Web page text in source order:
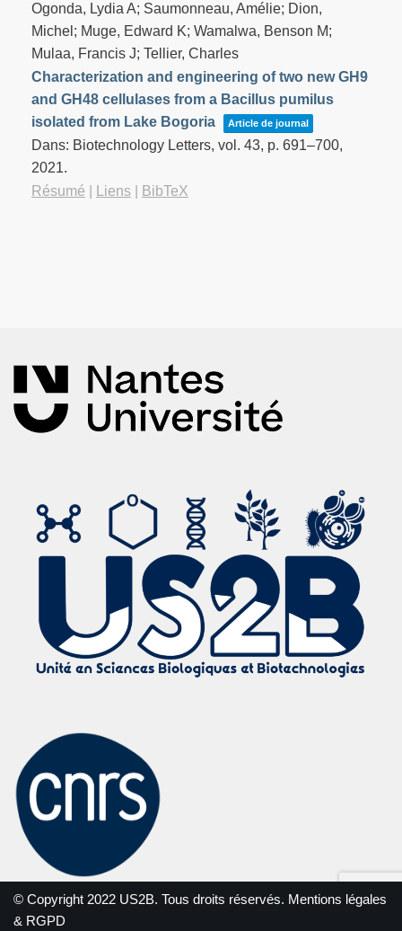
Ogonda, Lydia A; Saumonneau, Amélie; Dion,
Michel; Muge, Edward K; Wamalwa, Benson M;
Mulaa, Francis J; Tellier, Charles
Characterization and engineering of two new GH9
and GH48 cellulases from a Bacillus pumilus
isolated from Lake Bogoria
Article de journal
Dans: Biotechnology Letters, vol. 43, p. 691–700,
2021.
Résumé
Liens BibTeX
© Copyright 2022 US2B. Tous droits réservés. Mentions légales
& RGPD